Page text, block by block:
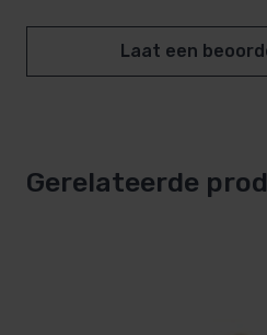
Laat een
Gerelateerde